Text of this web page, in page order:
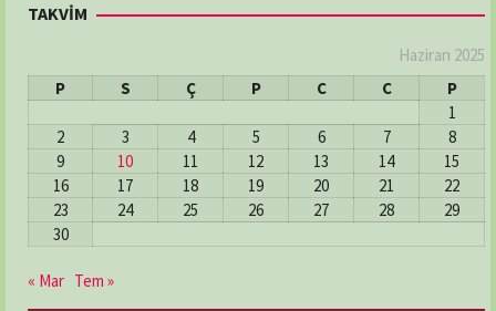
TAKVİM
Haziran 2025
P
S Ç P C C
P
1
2
3 4 5 6 7
8
9
10 11 12 13 14
15
16
17 18 19 20 21
22
23
24 25 26 27 28
29
30
« Mar Tem »